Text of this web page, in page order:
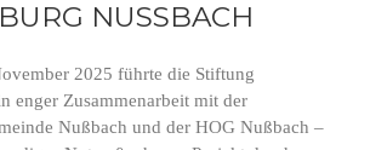
NUSSBACH
2025 führte die Stiftung
enger Zusammenarbeit mit der
Nußbach und der HOG Nußbach –